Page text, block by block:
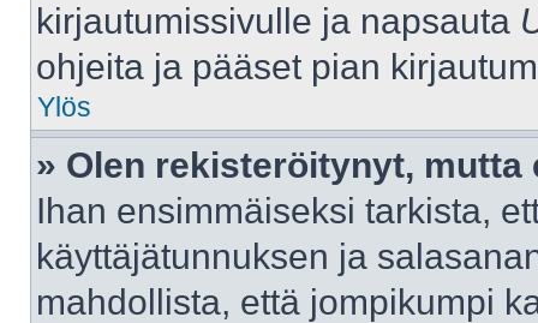
kirjautumissivulle ja napsauta
ohjeita ja pääset pian
Ylös
» Olen rekisteröitynyt,
Ihan ensimmäiseksi tarkista,
käyttäjätunnuksen ja
mahdollista, että jompikumpi